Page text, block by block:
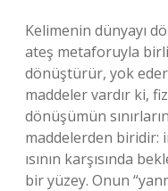
Kelimenin dünyayı
ateş metaforuyla
dönüştürür, yok eder
maddeler vardır ki,
dönüşümün
maddelerden biridir:
ısının karşısında
bir yüzey. Onun